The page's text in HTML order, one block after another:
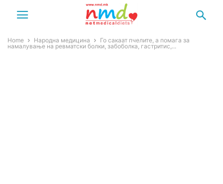
Home Народна медицина
Го сакаат пчелите, а помага за
намалување на ревматски болки, забоболка, гастритис,...